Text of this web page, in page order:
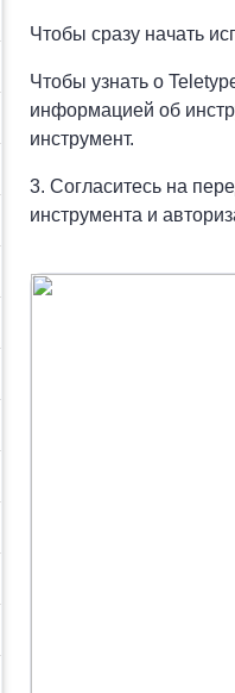
Чтобы сразу начать
Чтобы узнать о
информацией об
инструмент.
3. Согласитесь на
инструмента и